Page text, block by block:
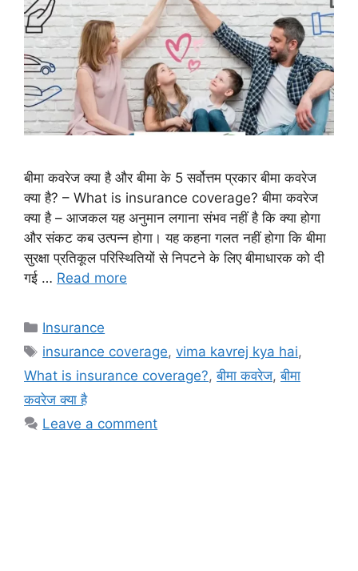
बीमा कवरेज क्या है और बीमा के 5 सर्वोत्तम प्रकार बीमा कवरेज
क्या है? – What is insurance coverage? बीमा कवरेज
क्या है – आजकल यह अनुमान लगाना संभव नहीं है कि क्या होगा
और संकट कब उत्पन्न होगा। यह कहना गलत नहीं होगा कि बीमा
सुरक्षा प्रतिकूल परिस्थितियों से निपटने के लिए बीमाधारक को दी
गई … Read more
Categories
Insurance
Tags
insurance coverage,vima kavrej kya hai,
What is insurance coverage?,बीमा कवरेज,बीमा
कवरेज क्या है
Leave a comment